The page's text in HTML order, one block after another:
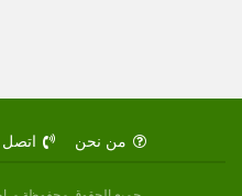
من نحن اتصل